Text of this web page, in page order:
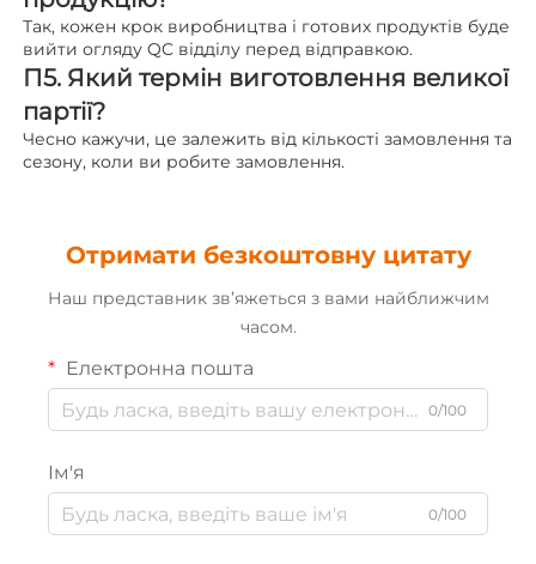
Так, кожен крок виробництва і готових продуктів буде
вийти огляду QC відділу перед відправкою.
П5. Який термін виготовлення великої
партії?
Чесно кажучи, це залежить від кількості замовлення та
сезону, коли ви робите замовлення.
Отримати безкоштовну цитату
Наш представник зв’яжеться з вами найближчим
часом.
Електронна пошта
0/100
Ім'я
0/100